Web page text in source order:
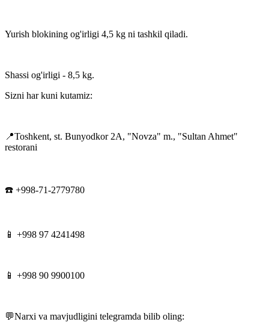
Yurish blokining og'irligi 4,5 kg ni tashkil qiladi.
Shassi og'irligi - 8,5 kg.
Sizni har kuni kutamiz:
📍Toshkent, st. Bunyodkor 2A, "Novza" m., "Sultan Ahmet"
restorani
☎️ +998-71-2779780
📱 +998 97 4241498
📱 +998 90 9900100
💬Narxi va mavjudligini telegramda bilib oling: